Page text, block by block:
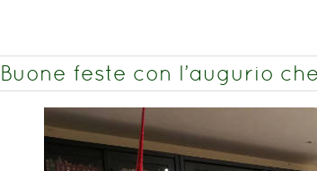
Buone feste con l’augurio